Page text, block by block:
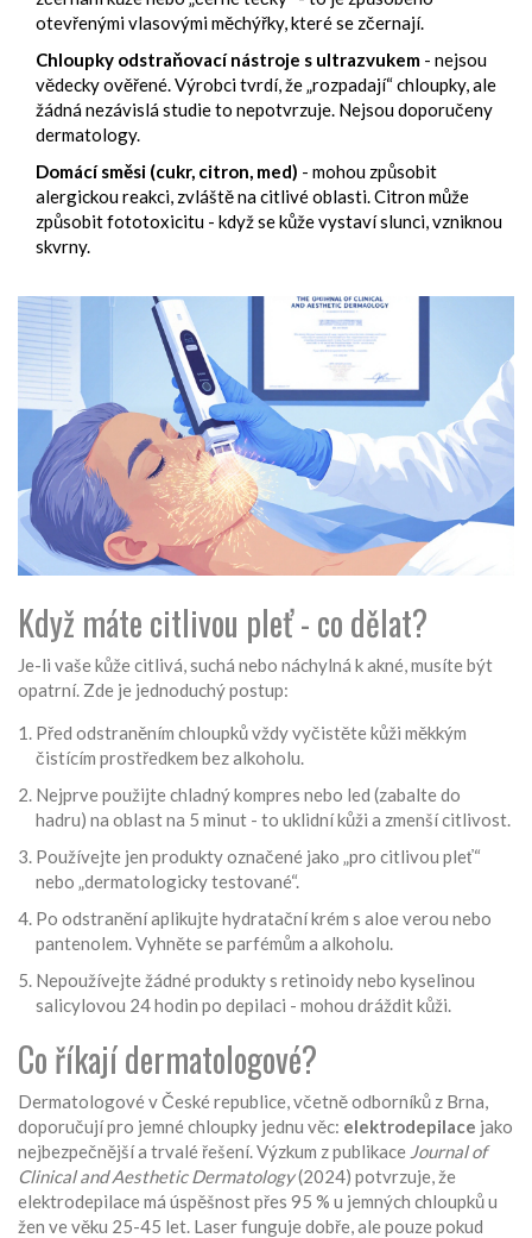
otevřenými vlasovými měchýřky, které se zčernají.
Chloupky odstraňovací nástroje s ultrazvukem - nejsou
vědecky ověřené. Výrobci tvrdí, že „rozpadají“ chloupky, ale
žádná nezávislá studie to nepotvrzuje. Nejsou doporučeny
dermatology.
Domácí směsi (cukr, citron, med) - mohou způsobit
alergickou reakci, zvláště na citlivé oblasti. Citron může
způsobit fototoxicitu - když se kůže vystaví slunci, vzniknou
skvrny.
Když máte citlivou pleť - co dělat?
Je-li vaše kůže citlivá, suchá nebo náchylná k akné, musíte být
opatrní. Zde je jednoduchý postup:
Před odstraněním chloupků vždy vyčistěte kůži měkkým
čistícím prostředkem bez alkoholu.
Nejprve použijte chladný kompres nebo led (zabalte do
hadru) na oblast na 5 minut - to uklidní kůži a zmenší citlivost.
Používejte jen produkty označené jako „pro citlivou pleť“
nebo „dermatologicky testované“.
Po odstranění aplikujte hydratační krém s aloe verou nebo
pantenolem. Vyhněte se parfémům a alkoholu.
Nepoužívejte žádné produkty s retinoidy nebo kyselinou
salicylovou 24 hodin po depilaci - mohou dráždit kůži.
Co říkají dermatologové?
Dermatologové v České republice, včetně odborníků z Brna,
doporučují pro jemné chloupky jednu věc: elektrodepilace jako
nejbezpečnější a trvalé řešení. Výzkum z publikace Journal of
Clinical and Aesthetic Dermatology(2024) potvrzuje, že
elektrodepilace má úspěšnost přes 95 % u jemných chloupků u
žen ve věku 25-45 let. Laser funguje dobře, ale pouze pokud